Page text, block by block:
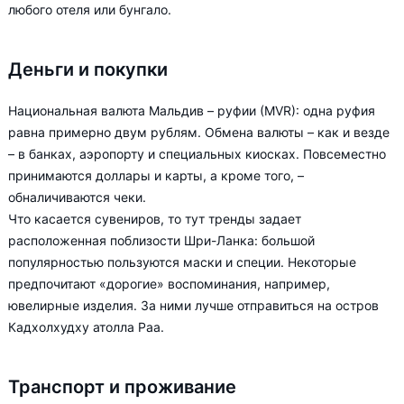
любого отеля или бунгало.
Деньги и покупки
Национальная валюта Мальдив – руфии (MVR): одна руфия
равна примерно двум рублям. Обмена валюты – как и везде
– в банках, аэропорту и специальных киосках. Повсеместно
принимаются доллары и карты, а кроме того, –
обналичиваются чеки.
Что касается сувениров, то тут тренды задает
расположенная поблизости Шри-Ланка: большой
популярностью пользуются маски и специи. Некоторые
предпочитают «дорогие» воспоминания, например,
ювелирные изделия. За ними лучше отправиться на остров
Кадхолхудху атолла Раа.
Транспорт и проживание